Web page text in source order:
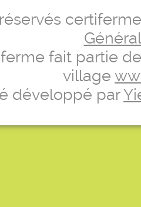
fait partie
village
développé par